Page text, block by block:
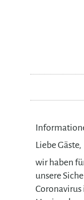
Liebe Gäste,
wir haben
unsere
Coronavirus